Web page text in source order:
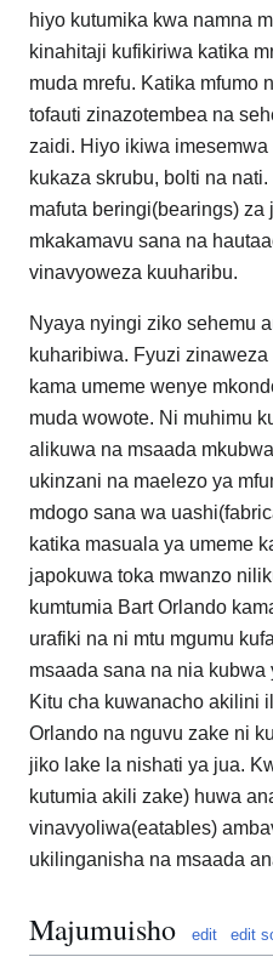
hiyo kutumika kwa namna
kinahitaji kufikiriwa katika
muda mrefu. Katika mfumo
tofauti zinazotembea na
zaidi. Hiyo ikiwa
kukaza skrubu, bolti na
mafuta beringi(bearings) za
mkakamavu sana na
vinavyoweza kuuharibu.
Nyaya nyingi ziko sehemu
kuharibiwa. Fyuzi
kama umeme wenye
muda wowote. Ni muhimu
alikuwa na msaada
ukinzani na maelezo ya
mdogo sana wa
katika masuala ya umeme
japokuwa toka mwanzo
kumtumia Bart Orlando
urafiki na ni mtu mgumu
msaada sana na nia
Kitu cha kuwanacho akilini
Orlando na nguvu zake ni
jiko lake la nishati ya jua.
kutumia akili zake) huwa
vinavyoliwa(eatables)
ukilinganisha na msaada
Majumuisho edit edit